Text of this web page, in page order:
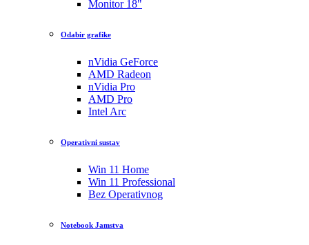
Monitor 18"
Odabir grafike
nVidia GeForce
AMD Radeon
nVidia Pro
AMD Pro
Intel Arc
Operativni sustav
Win 11 Home
Win 11 Professional
Bez Operativnog
Notebook Jamstva